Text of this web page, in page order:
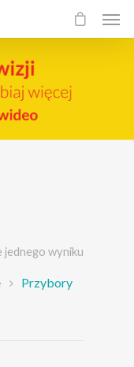
jednego wyniku
Przybory